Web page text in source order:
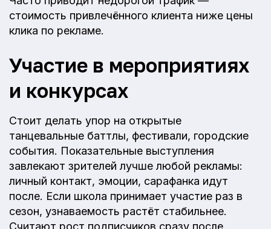
стоимость привлечённого клиента ниже цены
клика по рекламе.
Участие в мероприятиях
и конкурсах
Стоит делать упор на открытые
танцевальные баттлы, фестивали, городские
события. Показательные выступления
завлекают зрителей лучше любой рекламы:
личный контакт, эмоции, сарафанка идут
после. Если школа принимает участие раз в
сезон, узнаваемость растёт стабильнее.